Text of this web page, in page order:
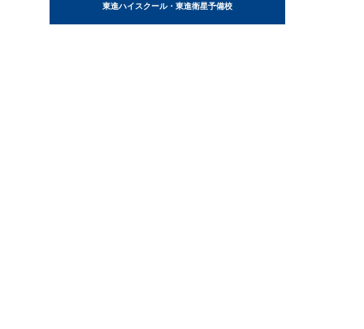
東進ハイスクール・東進衛星予備校